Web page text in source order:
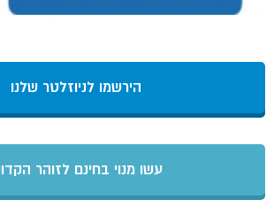
הירשמו לניוזלטר שלנו
עשו מנוי בחינם לזוהר